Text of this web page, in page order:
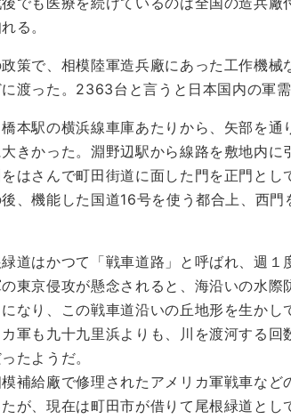
る。
策で、相模陸軍造兵廠にあった工作機械
渡った。2363台と言うと日本国内の軍
本駅の横浜線車庫あたりから、矢部を通
きかった。淵野辺駅から線路を敷地内
はさんで町田街道に面した門を正門と
、機能した国道16号を使う都合上、西
道はかつて「戦車道路」と呼ばれ、週１
東京侵攻が懸念されると、海沿いの水際
なり、この戦車道沿いの丘地形を生か
軍も九十九里浜よりも、川を渡河する
たようだ。
補給廠で修理されたアメリカ軍戦車など
が、現在は町田市が借りて尾根緑道と